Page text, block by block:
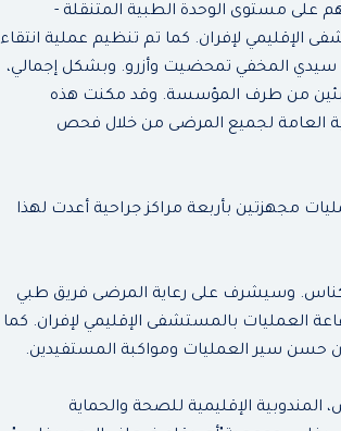
على مستوى الوحدة الطبية المتنقلة -
لإفران. كما تم تنظيم عملية انتقاء
بأربعة مواقع: وسط إفران، سيدي المخفي تمحضيت وأزرو. وبشكل إجمالي،
معبئين من طرف المؤسسة. وقد مكنت هذه
العامة لجميع المرضى من خلال فحص
مجهزتين بأربعة مراكز جراحية أعدت لهذا
وسيشرف على رعاية المرضى فريق طبي
وطاقم قاعة العمليات بالمستشفى الإقليمي لإفران. كما
سير العمليات ومواكبة المستفيدين.
الإقليمية للصحة والحماية